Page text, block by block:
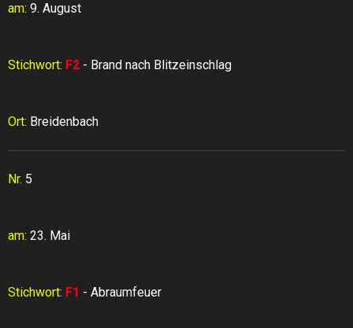
am: 9. August
Stichwort: F2 - Brand nach Blitzeinschlag
Ort: Breidenbach
Nr. 5
am: 23. Mai
Stichwort: F1 - Abraumfeuer